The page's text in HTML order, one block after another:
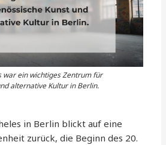
war ein wichtiges Zentrum für
alternative Kultur in Berlin.
in Berlin blickt auf eine
zurück, die Beginn des 20.